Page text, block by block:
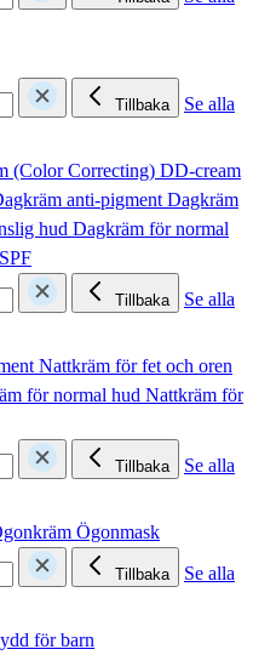
Tillbaka
Se alla
(Color Correcting) DD-cream
anti-pigmentDagkräm
hud Dagkräm för normal
Tillbaka
Se alla
Nattkräm för fet och oren
för normal hud Nattkräm för
Tillbaka
Se alla
Ögonmask
Tillbaka
Se alla
för barn